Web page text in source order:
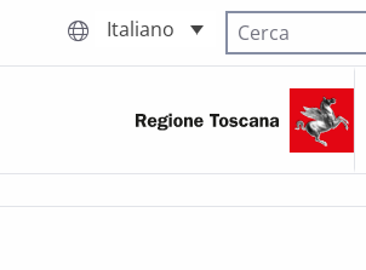
Italiano
Cerca nel sito